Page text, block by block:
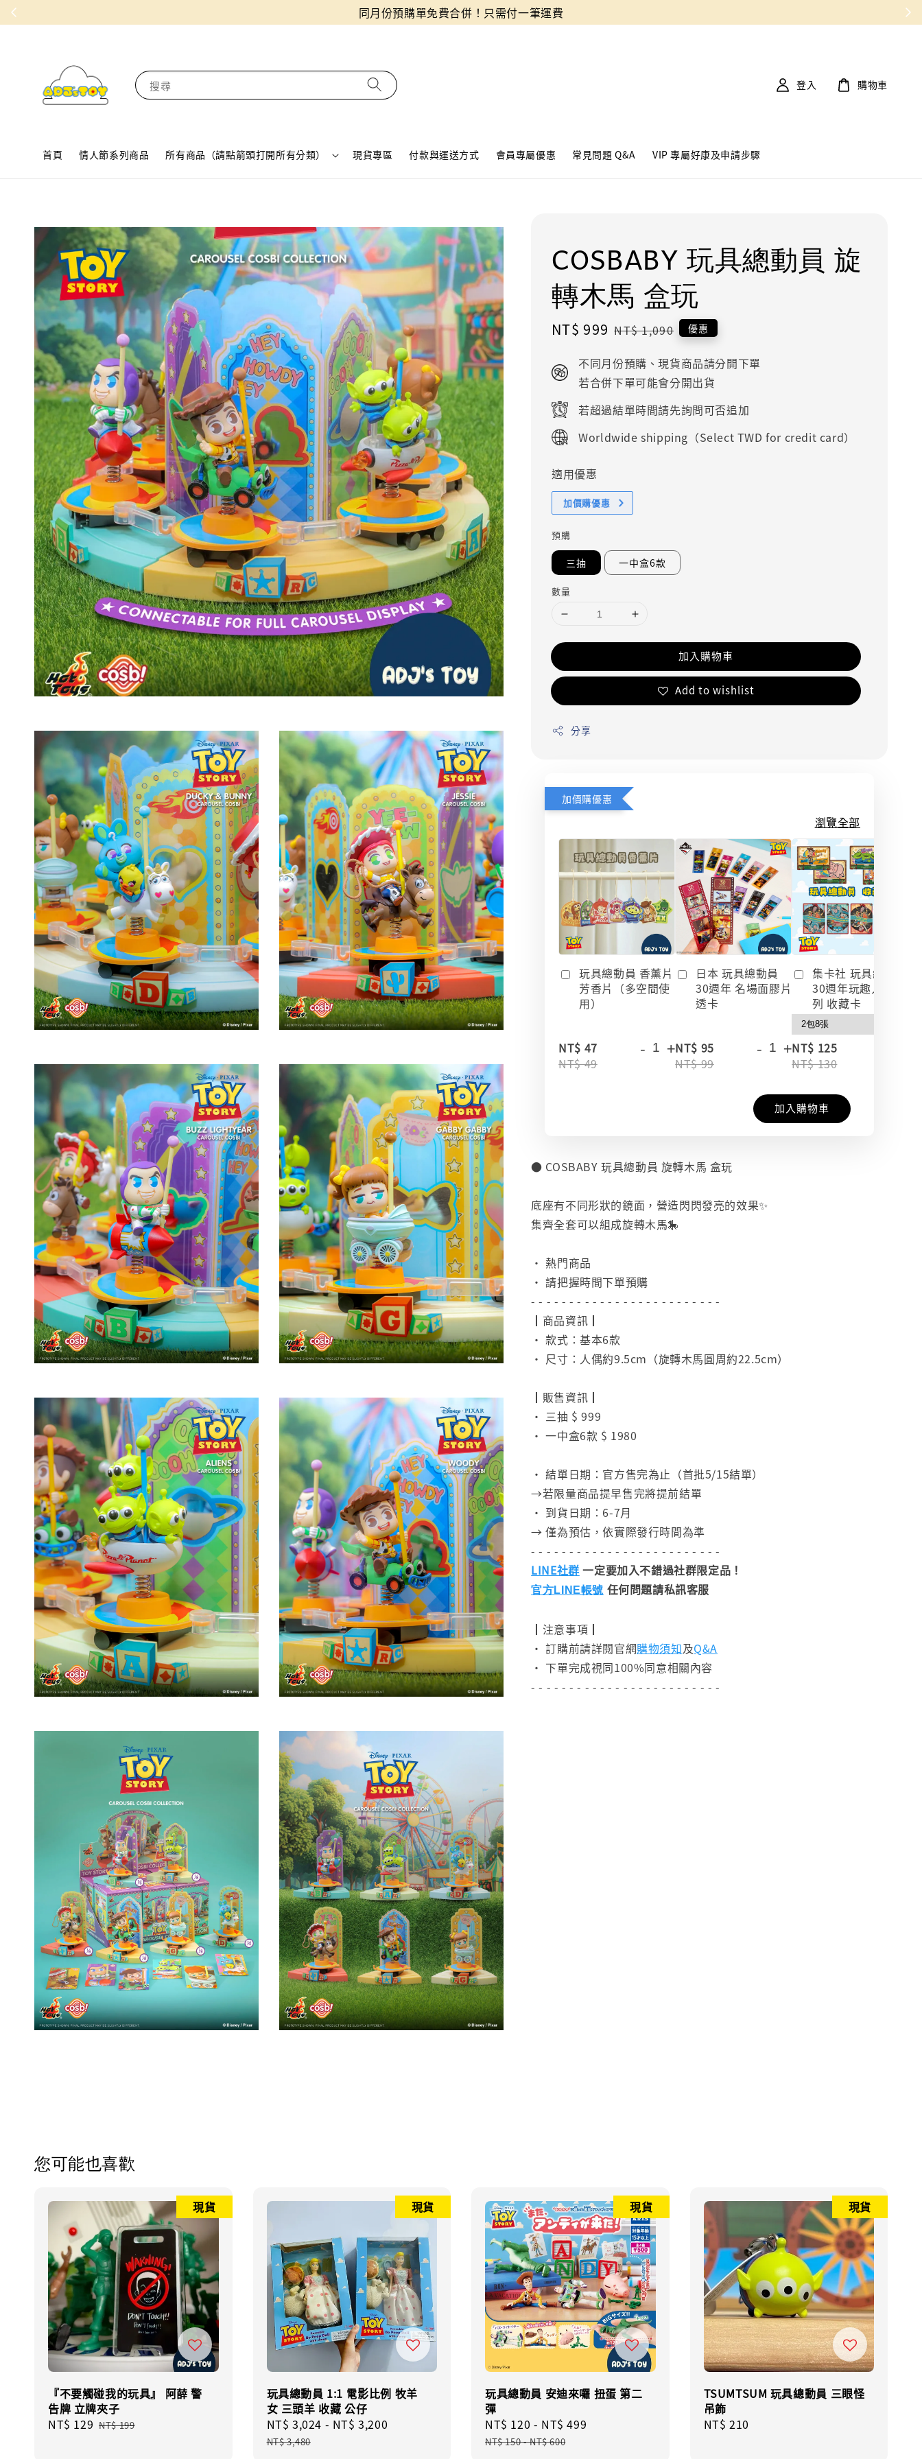
同月份預購單免費合併！只需付一筆運費
搜尋
首頁 情人節系列商品 所有商品（請點箭頭打開所有分類） 現貨專區 付款與運送方式 會員專屬優惠 常見問題 Q&A VIP 專屬好康及申請步驟
登入 購物車
COSBABY 玩具總動員 旋
轉木馬 盒玩
Sale
NT$ 999 Regular
NT$ 1,090 優惠
不同月份預購、現貨商品請分開下單
若合併下單可能會分開出貨
若超過結單時間請先詢問可否追加
Worldwide shipping（Select TWD for credit card）
適用優惠
加價購優惠
預購
三抽 一中盒6款
數量
加入購物車
Add to wishlist
分享
加價購優惠
瀏覽全部
玩具總動員 香薰片
芳香片（多空間使
用）
NT$ 47
NT$ 49
- +
日本 玩具總動員
30週年 名場面膠片
透卡
NT$ 95
NT$ 99
- +
集卡社 玩具總動員
30週年玩趣人生系
列 收藏卡
NT$ 125
NT$ 130
加入購物車
● COSBABY 玩具總動員 旋轉木馬 盒玩
底座有不同形狀的鏡面，營造閃閃發亮的效果✨
集齊全套可以組成旋轉木馬🎠
• 熱門商品
• 請把握時間下單預購
- - - - - - - - - - - - - - - - - - - - - - - - -
┃商品資訊┃
• 款式：基本6款
• 尺寸：人偶約9.5cm（旋轉木馬圓周約22.5cm）
┃販售資訊┃
• 三抽 $ 999
• 一中盒6款 $ 1980
• 結單日期：官方售完為止（首批5/15結單）
→若限量商品提早售完將提前結單
• 到貨日期：6-7月
→ 僅為預估，依實際發行時間為準
- - - - - - - - - - - - - - - - - - - - - - - - -
LINE社群 一定要加入不錯過社群限定品！
官方LINE帳號 任何問題請私訊客服
┃注意事項┃
• 訂購前請詳閱官網購物須知及Q&A
• 下單完成視同100%同意相關內容
- - - - - - - - - - - - - - - - - - - - - - - - -
您可能也喜歡
現貨
『不要觸碰我的玩具』 阿薛 警
告牌 立牌夾子
Sale
NT$ 129 Regular
NT$ 199
現貨
玩具總動員 1:1 電影比例 牧羊
女 三頭羊 收藏 公仔
Sale
price
NT$ 3,024 - NT$ 3,200
NT$ 3,480
現貨
玩具總動員 安迪來囉 扭蛋 第二
彈
Sale
price
NT$ 120 - NT$ 499
NT$ 150-NT$ 600
現貨
TSUMTSUM 玩具總動員 三眼怪
吊飾
Regular
NT$ 210